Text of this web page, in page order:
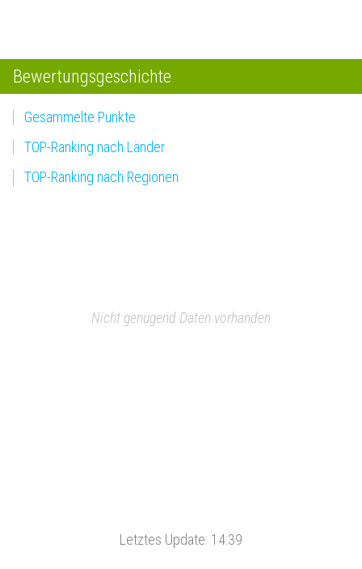
Bewertungsgeschichte
Gesammelte Punkte
TOP-Ranking nach Länder
TOP-Ranking nach Regionen
Nicht genügend Daten vorhanden
Letztes Update: 14:39